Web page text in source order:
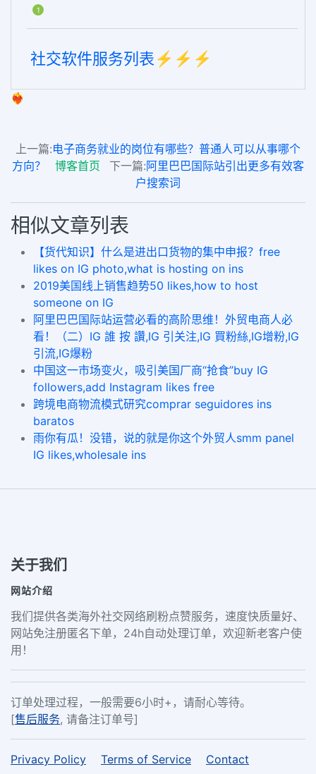
1
社交软件服务列表⚡️⚡️⚡️
❤️‍🔥
上一篇:电子商务就业的岗位有哪些？普通人可以从事哪个
方向？
博客首页 下一篇:阿里巴巴国际站引出更多有效客
户搜索词
相似文章列表
【货代知识】什么是进出口货物的集中申报？free
likes on IG photo,what is hosting on ins
2019美国线上销售趋势50 likes,how to host
someone on IG
阿里巴巴国际站运营必看的高阶思维！外贸电商人必
看！（二）IG 誰 按 讚,IG 引关注,IG 買粉絲,IG增粉,IG
引流,IG爆粉
中国这一市场变火，吸引美国厂商“抢食”buy IG
followers,add Instagram likes free
跨境电商物流模式研究comprar seguidores ins
baratos
雨你有瓜！没错，说的就是你这个外贸人smm panel
IG likes,wholesale ins
关于我们
网站介绍
我们提供各类海外社交网络刷粉点赞服务，速度快质量好、
网站免注册匿名下单，24h自动处理订单，欢迎新老客户使
用！
订单处理过程，一般需要6小时+，请耐心等待。
[售后服务, 请备注订单号]
Privacy Policy Terms of Service Contact